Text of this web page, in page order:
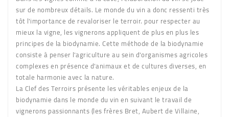
sur de nombreux détails. Le monde du vin a donc ressenti très
tôt l'importance de revaloriser le terroir. pour respecter au
mieux la vigne, les vignerons appliquent de plus en plus les
principes de la biodynamie. Cette méthode de la biodynamie
consiste à penser l'agriculture au sein d'organismes agricoles
complexes en présence d'animaux et de cultures diverses, en
totale harmonie avec la nature.
La Clef des Terroirs présente les véritables enjeux de la
biodynamie dans le monde du vin en suivant le travail de
vignerons passionnants (les frères Bret, Aubert de Villaine,